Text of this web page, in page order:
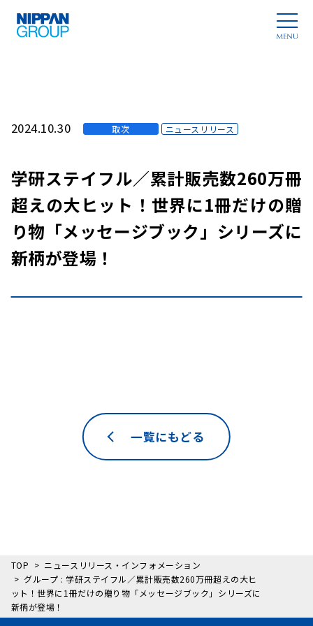
2024.10.30 取次 ニュースリリース
学研ステイフル／累計販売数260万冊
超えの大ヒット！世界に1冊だけの贈
り物「メッセージブック」シリーズに
新柄が登場！
一覧にもどる
TOP
ニュースリリース・インフォメーション
グループ : 学研ステイフル／累計販売数260万冊超えの大ヒ
ット！世界に1冊だけの贈り物「メッセージブック」シリーズに
新柄が登場！